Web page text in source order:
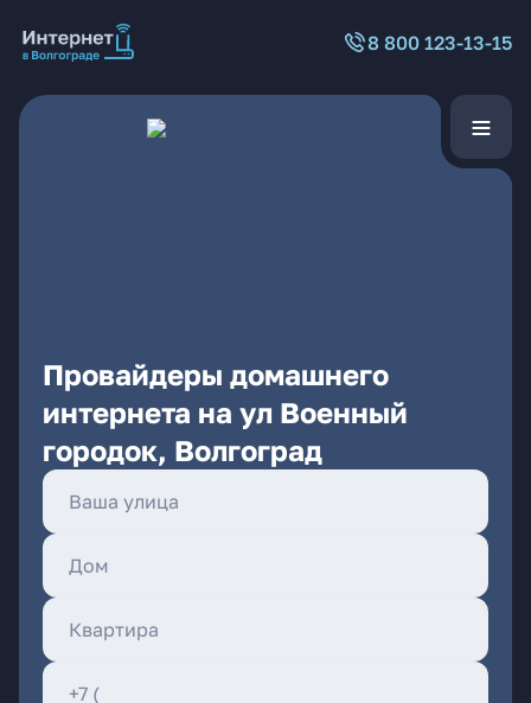
8 800 123-13-15
Провайдеры домашнего
интернета на ул Военный
городок, Волгоград